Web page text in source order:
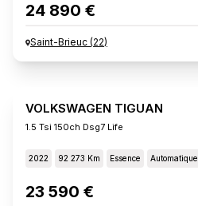
24 890 €
Saint-Brieuc (22)
VOLKSWAGEN TIGUAN
1.5 Tsi 150ch Dsg7 Life
2022 92 273 Km Essence Automatique
23 590 €